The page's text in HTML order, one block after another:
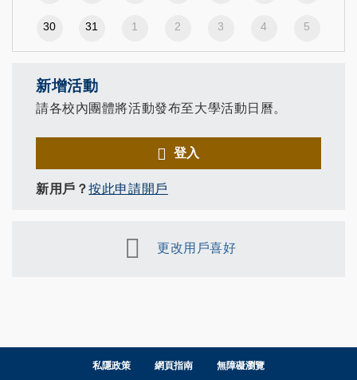
30 31 1 2 3 4 5
新增活動
請各校內團體將活動發布至大學活動日曆。
登入
新用戶？按此申請開戶
更改用戶喜好
私隱政策 網頁指南 無障礙瀏覽